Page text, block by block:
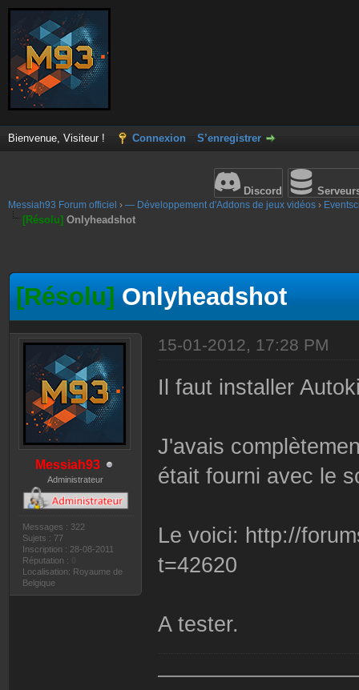
Bienvenue, Visiteur ! Connexion S’enregistrer
Discord
Messiah93 Forum officiel › — Développement d'Addons de jeux vidéos ›
[Résolu] Onlyheadshot
[Résolu]Onlyheadshot
Messiah93
Administrateur
Messages : 322
Sujets : 77
Inscription : 28-08-2011
Réputation :
Localisation: Royaume de
Belgique
15-01-2012, 17:28 PM
Il faut installer
J'avais
était fourni avec le
Le voici: http://
t=42620
A tester.